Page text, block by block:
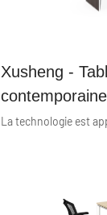
Xusheng -
compétitif